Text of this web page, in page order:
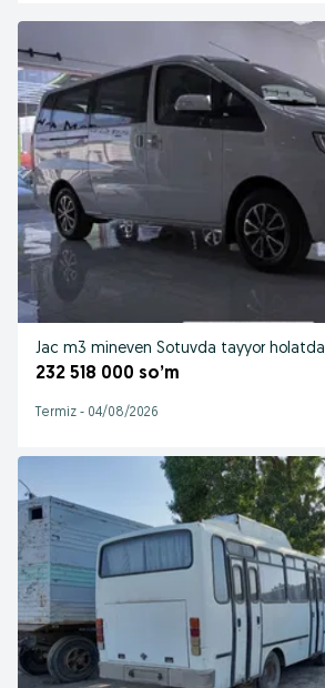
Jac m3 mineven Sotuvda tayyor holatda
232 518 000 so’m
Termiz - 04/08/2026